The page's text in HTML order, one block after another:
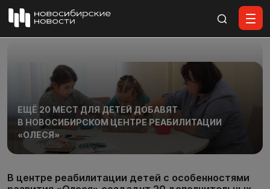
ЕЩЁ 20 МЕСТ ДЛЯ ДЕТЕЙ ДОБАВЯТ
В НОВОСИБИРСКОМ ЦЕНТРЕ РЕАБИЛИТАЦИИ
«ОЛЕСЯ»
В центре реабилитации детей с особенностями